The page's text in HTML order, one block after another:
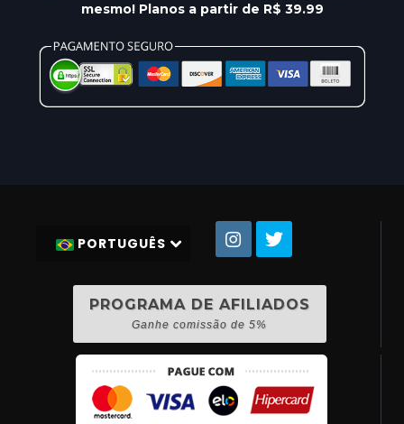
mesmo! Planos a partir de R$ 39.99
PORTUGUÊS
PROGRAMA DE AFILIADOS
Ganhe comissão de 5%